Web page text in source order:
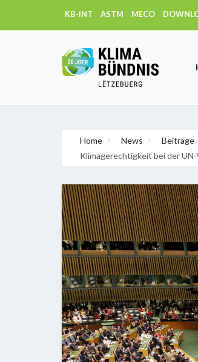
KB-INT ASTM MECO
Home News Beiträge
Klimagerechtigkeit bei der